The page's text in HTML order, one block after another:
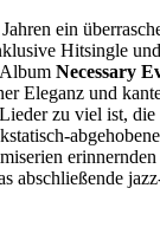
ein
Hitsingle
Necessary
Eleganz und
zu viel ist,
abschließende